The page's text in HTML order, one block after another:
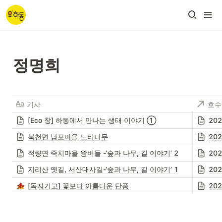
정명희
기사
호
[Eco 창] 하동에서 만나는 생태 이야기 ①
북천면 남포마을 느티나무
적량면 죽치마을 왕버들 -‘숲과 나무, 길 이야기’ 2
지리산 옛길, 서산대사길-‘숲과 나무, 길 이야기’ 1
[독자기고] 꽃보다 아름다운 단풍